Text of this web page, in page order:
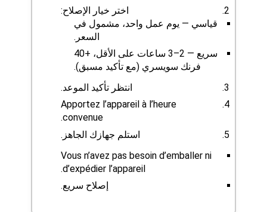
اختر خيار الإصلاح:
قياسي — يوم عمل واحد، مشمول في
السعر.
سريع — 2–3 ساعات على الأقل، +40
فرنك سويسري (مع تأكيد مسبق).
انتظر تأكيد الموعد.
Apportez l’appareil à l’heure
convenue.
استلم جهازك الجاهز.
Vous n’avez pas besoin d’emballer ni
d’expédier l’appareil.
إصلاح سريع.